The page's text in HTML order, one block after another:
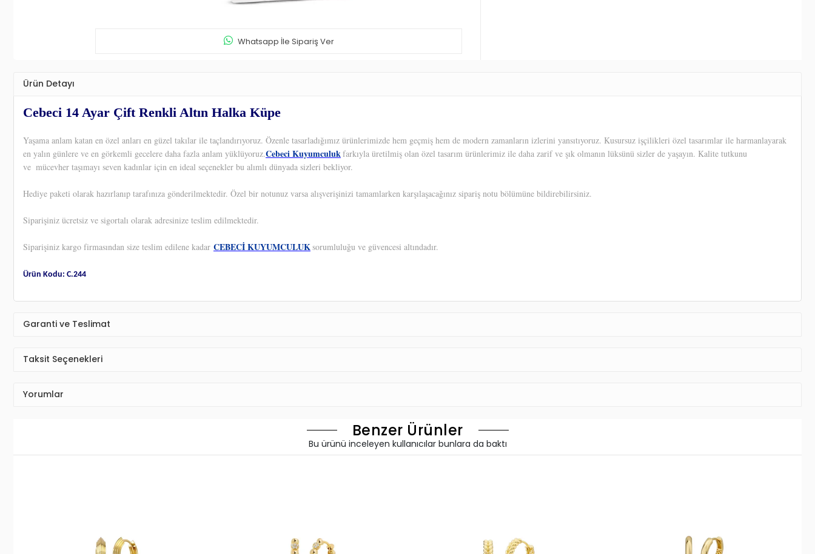
Whatsapp İle Sipariş Ver
Ürün Detayı
Cebeci 14 Ayar Çift Renkli Altın Halka Küpe
Yaşama anlam katan en özel anları en güzel takılar ile taçlandırıyoruz. Özenle tasarladığımız ürünlerimizde hem geçmiş hem de modern zamanların izlerini yansıtıyoruz. Kusursuz işçilikleri özel tasarımlar ile harmanlayarak
en yalın günlere ve en görkemli gecelere daha fazla anlam yüklüyoruz.Cebeci Kuyumculukfarkıyla üretilmiş olan özel tasarım ürünlerimiz ile daha zarif ve şık olmanın lüksünü sizler de yaşayın. Kalite tutkunu
ve mücevher taşımayı seven kadınlar için en ideal seçenekler bu alımlı dünyada sizleri bekliyor.
Hediye paketi olarak hazırlanıp tarafınıza gönderilmektedir. Özel bir notunuz varsa alışverişinizi tamamlarken karşılaşacağınız sipariş notu bölümüne bildirebilirsiniz.
Siparişiniz ücretsiz ve sigortalı olarak adresinize teslim edilmektedir.
Siparişiniz kargo firmasından size teslim edilene kadar CEBECİ KUYUMCULUKsorumluluğu ve güvencesi altındadır.
Ürün Kodu: C.244
Garanti ve Teslimat
Taksit Seçenekleri
Yorumlar
Benzer Ürünler
Bu ürünü inceleyen kullanıcılar bunlara da baktı